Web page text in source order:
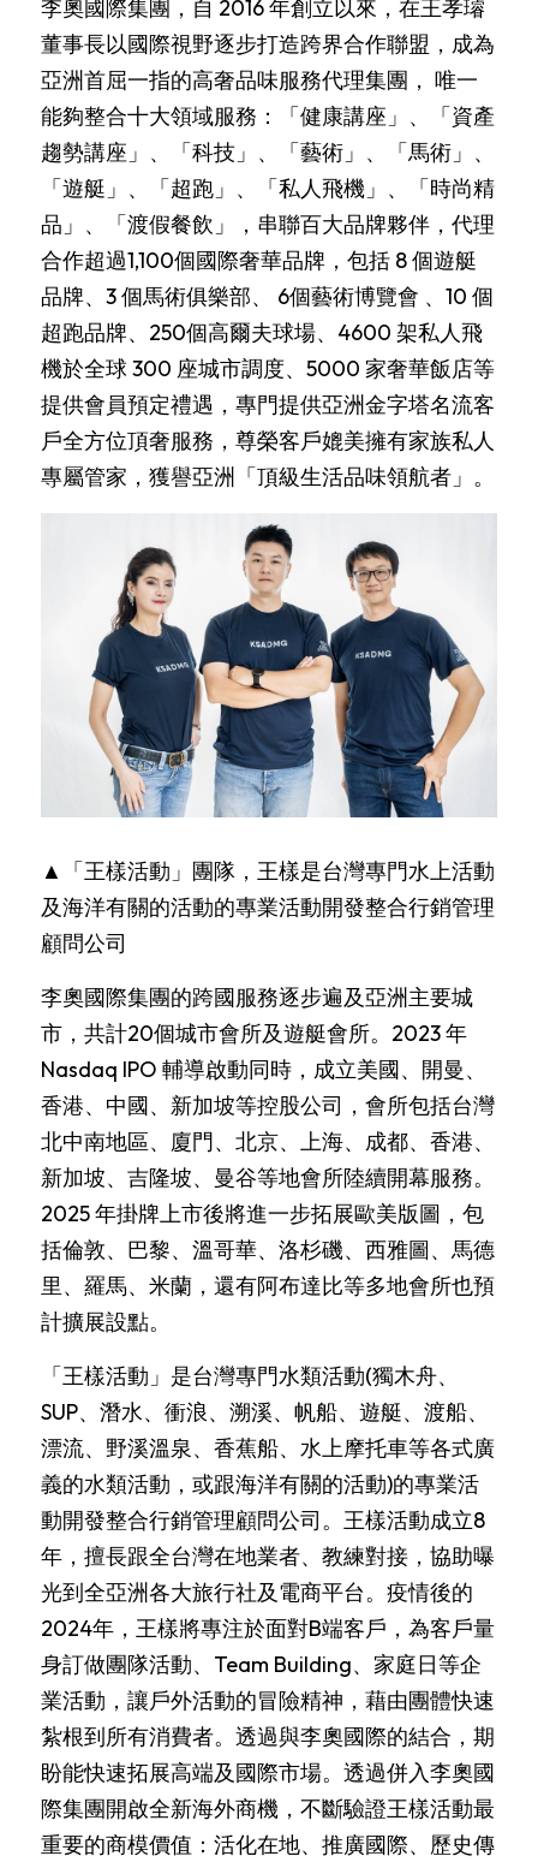
考取駕照
駒峰薈馬術學院
燕窩
天然選品
禮遇通關
十大領域
時尚精品
輕奢精品
國際超模大賽
李奧國際集團，自 2016 年創立以來，在王孝璿
董事長以國際視野逐步打造跨界合作聯盟，成為
亞洲首屈一指的高奢品味服務代理集團， 唯一
能夠整合十大領域服務：「健康講座」、「資產
趨勢講座」、「科技」、「藝術」、「馬術」、
「遊艇」、「超跑」、「私人飛機」、「時尚精
品」、「渡假餐飲」，串聯百大品牌夥伴，代理
合作超過1,100個國際奢華品牌，包括 8 個遊艇
品牌、3 個馬術俱樂部、 6個藝術博覽會 、10 個
超跑品牌、250個高爾夫球場、4600 架私人飛
機於全球 300 座城市調度、5000 家奢華飯店等
提供會員預定禮遇，專門提供亞洲金字塔名流客
戶全方位頂奢服務，尊榮客戶媲美擁有家族私人
專屬管家，獲譽亞洲「頂級生活品味領航者」。
▲「王樣活動」團隊，王樣是台灣專門水上活動
及海洋有關的活動的專業活動開發整合行銷管理
顧問公司
李奧國際集團的跨國服務逐步遍及亞洲主要城
市，共計20個城市會所及遊艇會所。2023 年
Nasdaq IPO 輔導啟動同時，成立美國、開曼、
香港、中國、新加坡等控股公司，會所包括台灣
北中南地區、廈門、北京、上海、成都、香港、
新加坡、吉隆坡、曼谷等地會所陸續開幕服務。
2025 年掛牌上市後將進一步拓展歐美版圖，包
括倫敦、巴黎、溫哥華、洛杉磯、西雅圖、馬德
里、羅馬、米蘭，還有阿布達比等多地會所也預
計擴展設點。
「王樣活動」是台灣專門水類活動(獨木舟、
SUP、潛水、衝浪、溯溪、帆船、遊艇、渡船、
漂流、野溪溫泉、香蕉船、水上摩托車等各式廣
義的水類活動，或跟海洋有關的活動)的專業活
動開發整合行銷管理顧問公司。王樣活動成立8
年，擅長跟全台灣在地業者、教練對接，協助曝
光到全亞洲各大旅行社及電商平台。疫情後的
2024年，王樣將專注於面對B端客戶，為客戶量
身訂做團隊活動、Team Building、家庭日等企
業活動，讓戶外活動的冒險精神，藉由團體快速
紮根到所有消費者。透過與李奧國際的結合，期
盼能快速拓展高端及國際市場。透過併入李奧國
際集團開啟全新海外商機，不斷驗證王樣活動最
重要的商模價值：活化在地、推廣國際、歷史傳